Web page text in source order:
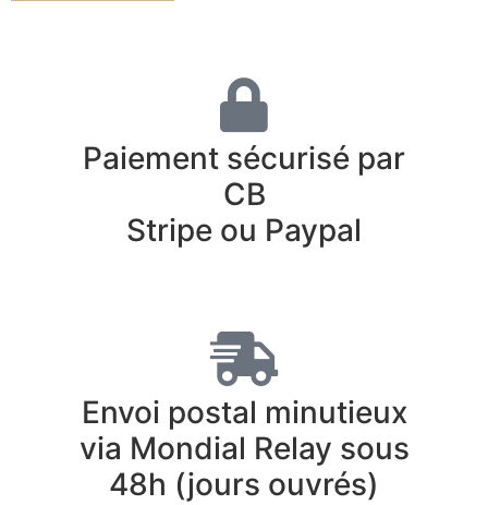
Paiement sécurisé par
CB
Stripe ou Paypal
Envoi postal minutieux
via Mondial Relay sous
48h (jours ouvrés)